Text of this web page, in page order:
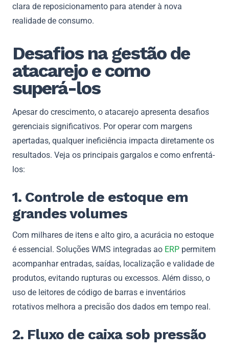
clara de reposicionamento para atender à nova
realidade de consumo.
Desafios na gestão de
atacarejo e como
superá-los
Apesar do crescimento, o atacarejo apresenta desafios
gerenciais significativos. Por operar com margens
apertadas, qualquer ineficiência impacta diretamente os
resultados. Veja os principais gargalos e como enfrentá-
los:
1. Controle de estoque em
grandes volumes
Com milhares de itens e alto giro, a acurácia no estoque
é essencial. Soluções WMS integradas ao ERP permitem
acompanhar entradas, saídas, localização e validade de
produtos, evitando rupturas ou excessos. Além disso, o
uso de leitores de código de barras e inventários
rotativos melhora a precisão dos dados em tempo real.
2. Fluxo de caixa sob pressão